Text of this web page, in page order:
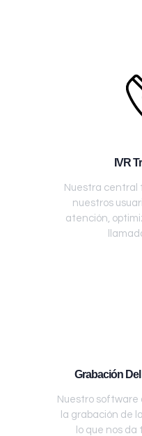
IVR
Nuestra central
nuestros
atención,
Grabación
Nuestro software
la grabación de
lo que nos